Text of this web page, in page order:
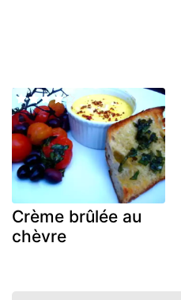
Crème brûlée au
chèvre